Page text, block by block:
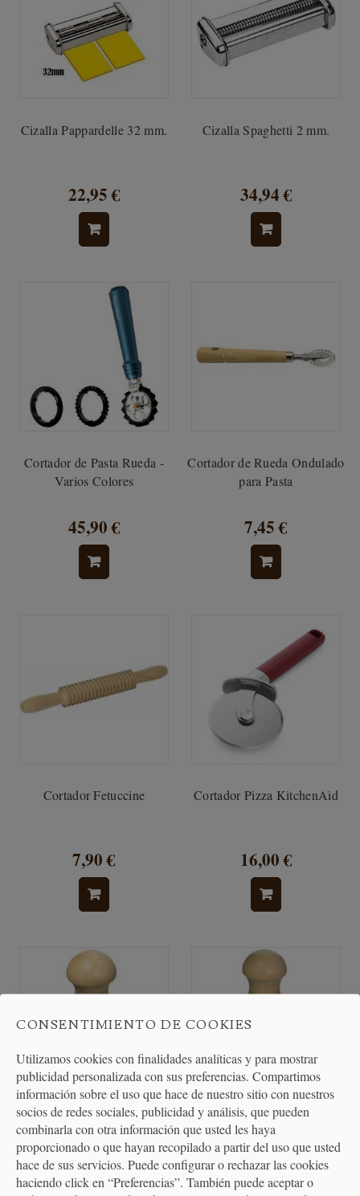
Cizalla Pappardelle 32 mm.
22,95 €
Cizalla Spaghetti 2 mm.
34,94 €
Cortador de Pasta Rueda -
Varios Colores
45,90 €
Cortador de Rueda Ondulado
para Pasta
7,45 €
Cortador Fetuccine
7,90 €
Cortador Pizza KitchenAid
16,00 €
Cortador Ravioli Cuadrado -
Varios Tamaños
Cortador Ravioli Redondo -
Varios Tamaños
CONSENTIMIENTO DE COOKIES
Utilizamos cookies con finalidades analíticas y para mostrar
publicidad personalizada con sus preferencias. Compartimos
información sobre el uso que hace de nuestro sitio con nuestros
socios de redes sociales, publicidad y análisis, que pueden
combinarla con otra información que usted les haya
proporcionado o que hayan recopilado a partir del uso que usted
hace de sus servicios. Puede configurar o rechazar las cookies
haciendo click en “Preferencias”. También puede aceptar o